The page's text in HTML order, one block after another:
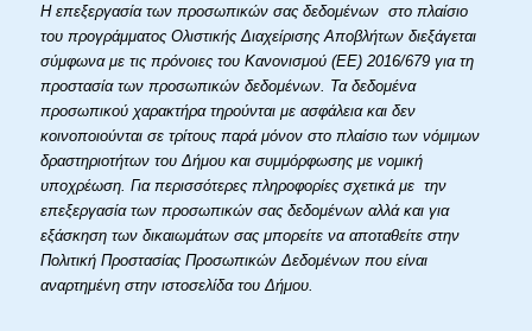
Η επεξεργασία των προσωπικών σας δεδομένων στο πλαίσιο
του προγράμματος Ολιστικής Διαχείρισης Αποβλήτων διεξάγεται
σύμφωνα με τις πρόνοιες του Κανονισμού (ΕΕ) 2016/679 για τη
προστασία των προσωπικών δεδομένων. Τα δεδομένα
προσωπικού χαρακτήρα τηρούνται με ασφάλεια και δεν
κοινοποιούνται σε τρίτους παρά μόνον στο πλαίσιο των νόμιμων
δραστηριοτήτων του Δήμου και συμμόρφωσης με νομική
υποχρέωση. Για περισσότερες πληροφορίες σχετικά με την
επεξεργασία των προσωπικών σας δεδομένων αλλά και για
εξάσκηση των δικαιωμάτων σας μπορείτε να αποταθείτε στην
Πολιτική Προστασίας Προσωπικών Δεδομένων που είναι
αναρτημένη στην ιστοσελίδα του Δήμου.